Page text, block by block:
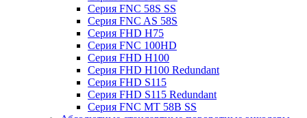
Серия FNC 58S SS
Серия FNC AS 58S
Серия FHD H75
Серия FNC 100HD
Серия FHD H100
Серия FHD H100 Redundant
Серия FHD S115
Серия FHD S115 Redundant
Серия FNC MT 58B SS